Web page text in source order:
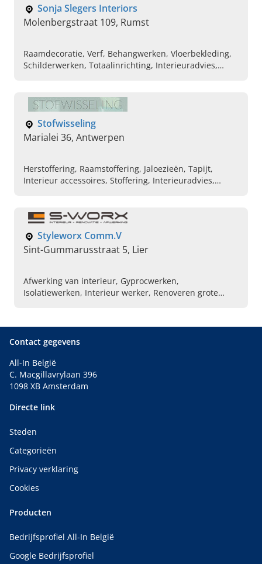
Sonja Slegers Interiors
Molenbergstraat 109, Rumst
Raamdecoratie, Verf, Behangwerken, Vloerbekleding,
Schilderwerken, Totaalinrichting, Interieuradvies,
Stofwisseling
Marialei 36, Antwerpen
Herstoffering, Raamstoffering, Jaloezieën, Tapijt,
Interieur accessoires, Stoffering, Interieuradvies,
Styleworx Comm.V
Sint-Gummarusstraat 5, Lier
Afwerking van interieur, Gyprocwerken,
Isolatiewerken, Interieur werker, Renoveren grote
Tegelwerken, Renovatie van badkamers
Contact gegevens
All-In België
C. Macgillavrylaan 396
1098 XB Amsterdam
Directe link
Steden
Categorieën
Privacy verklaring
Cookies
Producten
Bedrijfsprofiel All-In België
Google Bedrijfsprofiel